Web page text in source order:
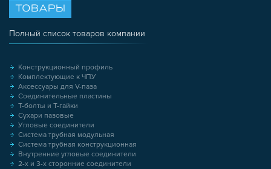
ТОВАРЫ
Полный список товаров компании
Конструкционный профиль
Комплектующие к ЧПУ
Аксессуары для V-паза
Соединительные пластины
Т-болты и Т-гайки
Сухари пазовые
Угловые соединители
Система трубная модульная
Система трубная конструкционная
Внутренние угловые соединители
2-х и 3-х сторонние соединители